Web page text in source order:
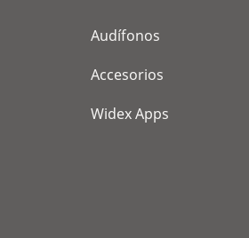
Audífonos
Accesorios
Widex Apps